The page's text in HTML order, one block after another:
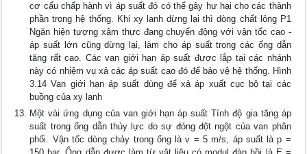
cơ cấu chấp hành vì áp suất đó có thể gây hư hại cho các thành
phần trong hệ thống. Khi xy lanh dừng lại thì dòng chất lỏng P1
Ngăn hiện tượng xâm thực đang chuyển động với vận tốc cao -
áp suất lớn cũng dừng lại, làm cho áp suất trong các ống dẫn
tăng rất cao. Các van giới hạn áp suất được lắp tại các nhánh
này có nhiệm vụ xả các áp suất cao đó để bảo vệ hệ thống. Hình
3.14 Van giới hạn áp suất dùng để xả áp xuất cục bộ tại các
buồng của xy lanh
Một vài ứng dụng của van giới hạn áp suất Tính độ gia tăng áp
suất trong ống dẫn thủy lực do sự đóng đột ngột của van phân
phối. Vận tốc dòng chảy trong ống là v = 5 m/s, áp suất là p =